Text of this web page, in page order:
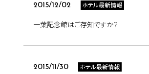
2015/12/02 ホテル最新情報
一葉記念館はご存知ですか？
2015/11/30 ホテル最新情報